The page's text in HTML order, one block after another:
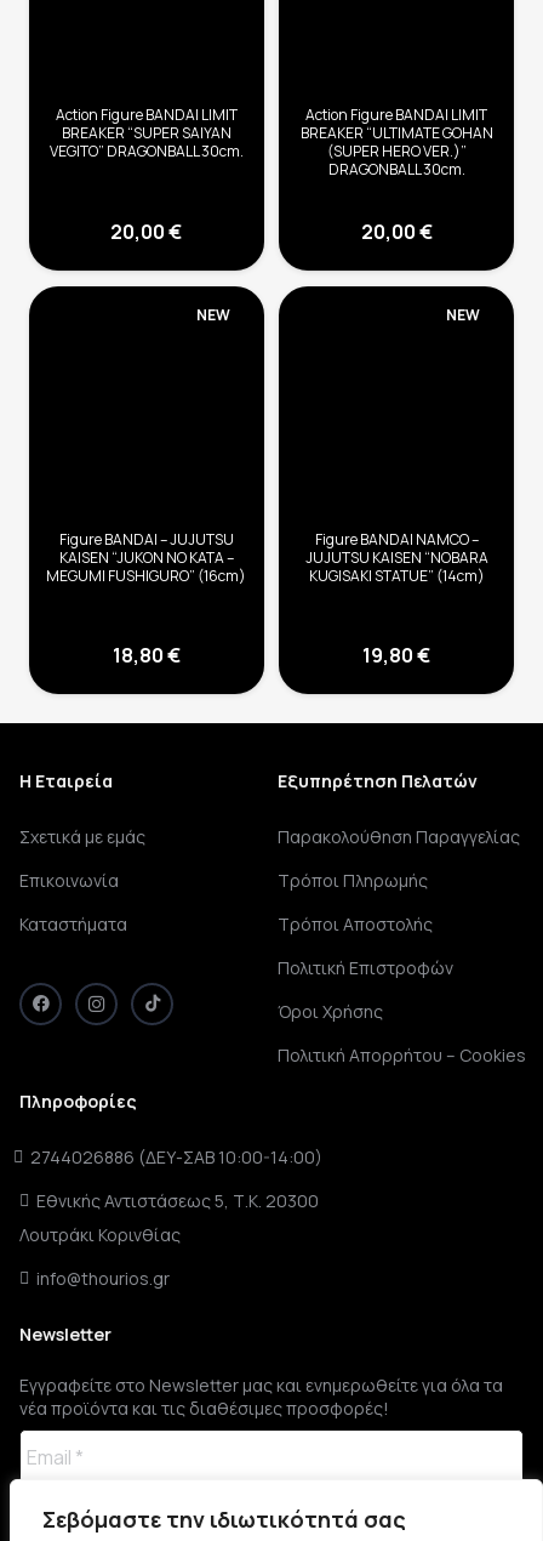
Σεβόμαστε την ιδιωτικότητά σας
Action Figure BANDAI LIMIT
BREAKER “SUPER SAIYAN
VEGITO” DRAGONBALL 30cm.
20,00€
Action Figure BANDAI LIMIT
BREAKER “ULTIMATE GOHAN
(SUPER HERO VER.)”
DRAGONBALL 30cm.
20,00€
NEW
Figure BANDAI – JUJUTSU
KAISEN “JUKON NO KATA –
MEGUMI FUSHIGURO” (16cm)
18,80€
NEW
Figure BANDAI NAMCO –
JUJUTSU KAISEN “NOBARA
KUGISAKI STATUE” (14cm)
19,80€
Η Εταιρεία
Σχετικά με εμάς
Επικοινωνία
Καταστήματα
Εξυπηρέτηση Πελατών
Παρακολούθηση Παραγγελίας
Τρόποι Πληρωμής
Τρόποι Αποστολής
Πολιτική Επιστροφών
Όροι Χρήσης
Πολιτική Απορρήτου – Cookies
Πληροφορίες
2744026886 (ΔΕΥ-ΣΑΒ 10:00-14:00)
Εθνικής Αντιστάσεως 5, Τ.Κ. 20300
Λουτράκι Κορινθίας
info@thourios.gr
Newsletter
Εγγραφείτε στο Newsletter μας και ενημερωθείτε για όλα τα
νέα προϊόντα και τις διαθέσιμες προσφορές!